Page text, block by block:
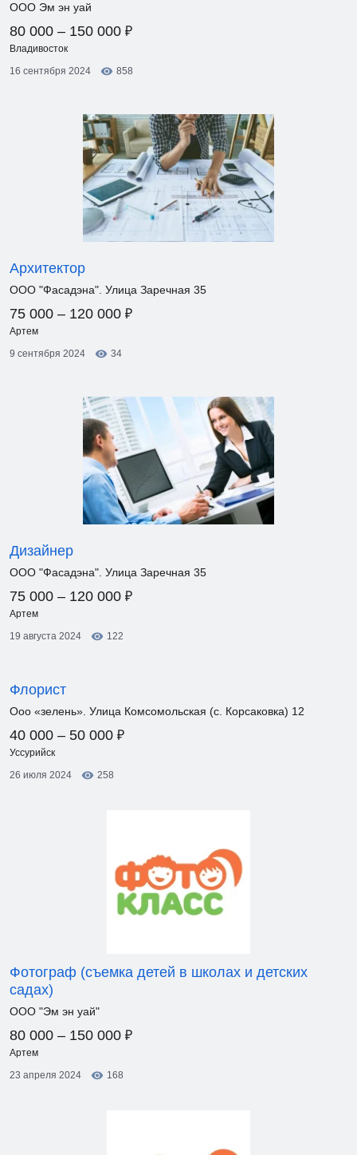
ООО Эм эн уай
80 000 – 150 000 ₽
Владивосток
16 сентября 2024
858
Архитектор
ООО "Фасадэна". Улица Заречная 35
75 000 – 120 000 ₽
Артем
9 сентября 2024
34
Дизайнер
ООО "Фасадэна". Улица Заречная 35
75 000 – 120 000 ₽
Артем
19 августа 2024
122
Флорист
Ооо «зелень». Улица Комсомольская (с. Корсаковка) 12
40 000 – 50 000 ₽
Уссурийск
26 июля 2024
258
Фотограф (съемка детей в школах и детских
садах)
ООО "Эм эн уай"
80 000 – 150 000 ₽
Артем
23 апреля 2024
168